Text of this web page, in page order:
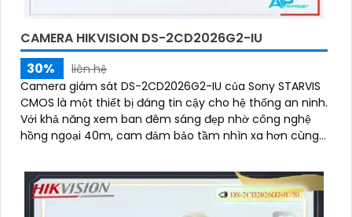
CAMERA HIKVISION DS-2CD2026G2-IU
30%
liên hệ
Camera giám sát DS-2CD2026G2-IU của Sony STARVIS
CMOS là một thiết bị đáng tin cậy cho hệ thống an ninh.
Với khả năng xem ban đêm sáng đẹp nhờ công nghệ
hồng ngoại 40m, cam đảm bảo tầm nhìn xa hơn cùng